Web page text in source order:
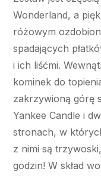
Wonderland, a
różowym
spadających
i ich liśćmi.
kominek do
zakrzywioną górę
Yankee Candle i
stronach, w
z nimi są
godzin! W skład